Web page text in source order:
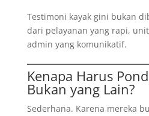
Testimoni kayak gini bukan
dari pelayanan yang rapi,
admin yang komunikatif.
Kenapa Harus
Bukan yang Lain?
Sederhana. Karena mereka